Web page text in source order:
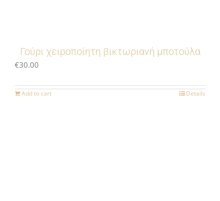
Γούρι χειροποίητη βικτωριανή μποτούλα
€30.00
Add to cart Details